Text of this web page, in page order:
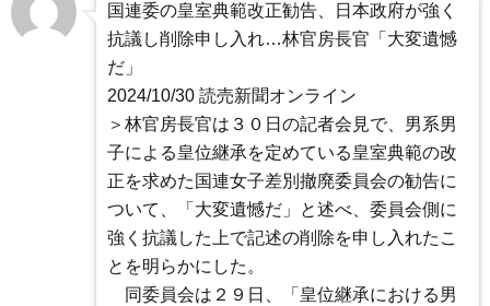
国連委の皇室典範改正勧告、日本政府が強く
抗議し削除申し入れ…林官房長官「大変遺憾
だ」
2024/10/30 読売新聞オンライン
＞林官房長官は３０日の記者会見で、男系男
子による皇位継承を定めている皇室典範の改
正を求めた国連女子差別撤廃委員会の勧告に
ついて、「大変遺憾だ」と述べ、委員会側に
強く抗議した上で記述の削除を申し入れたこ
とを明らかにした。
同委員会は２９日、「皇位継承における男